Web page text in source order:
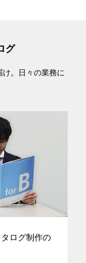
グ
。日々の業務に
ログ制作の